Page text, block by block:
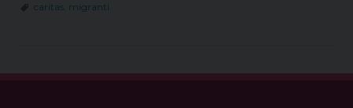
caritas migranti